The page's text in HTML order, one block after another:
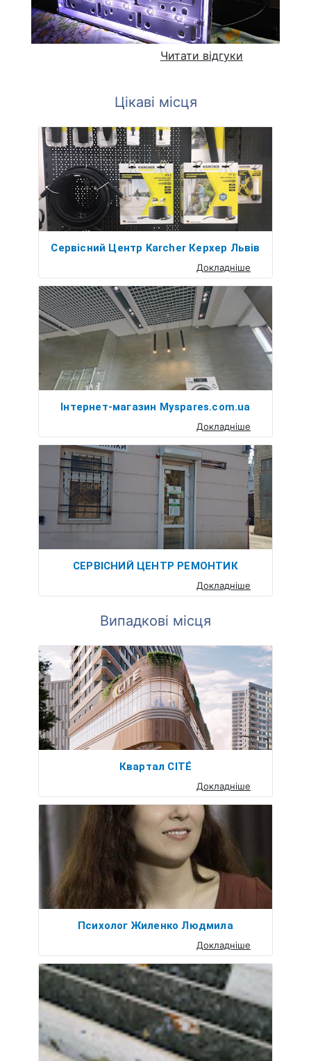
Читати відгуки
Цікаві місця
Сервісний Центр Karcher Керхер Львів
Докладніше
Інтернет-магазин Myspares.com.ua
Докладніше
СЕРВІСНИЙ ЦЕНТР РЕМОНТИК
Докладніше
Випадкові місця
Квартал CITÉ
Докладніше
Психолог Жиленко Людмила
Докладніше